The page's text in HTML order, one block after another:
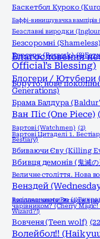
Баскетбол Куроко
Баффі-винищувачка вампірів
Безславні виродки
Безсоромні (Shameless)
Берсерк (Berserk) (8)
Благословення
Official’s Blessing)
Блогери / Ютубери
Боруто: нове
Generations)
Брама Балдура
Ван Піс (One Piece)
Вартові (Watchmen) (2)
Вартові Цитаделі 1.
Bestiary)
Вбиваючи Єву (Killing
Вбивця демонів (鬼滅
Величне століття. Нова
Венздей
Весілля вченого Рю (1)
Вишнева магія! Якщо в
чарівником? (Cherry
Wizard?!)
Вовченя (Teen wolf)
Волейбол!!